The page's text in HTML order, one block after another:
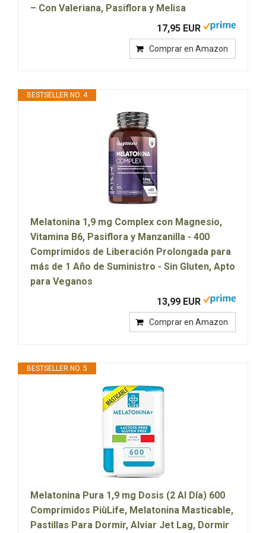
– Con Valeriana, Pasiflora y Melisa
17,95 EUR
Comprar en Amazon
BESTSELLER NO. 4
Melatonina 1,9 mg Complex con Magnesio,
Vitamina B6, Pasiflora y Manzanilla - 400
Comprimidos de Liberación Prolongada para
más de 1 Año de Suministro - Sin Gluten, Apto
para Veganos
13,99 EUR
Comprar en Amazon
BESTSELLER NO. 5
Melatonina Pura 1,9 mg Dosis (2 Al Día) 600
Comprimidos PiùLife, Melatonina Masticable,
Pastillas Para Dormir, Alviar Jet Lag, Dormir